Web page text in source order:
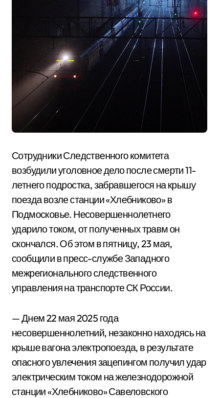
Сотрудники Следственного комитета
возбудили уголовное дело после смерти 11-
летнего подростка, забравшегося на крышу
поезда возле станции «Хлебниково» в
Подмосковье. Несовершеннолетнего
ударило током, от полученных травм он
скончался. Об этом в пятницу, 23 мая,
сообщили в пресс-службе Западного
межрегионального следственного
управления на транспорте СК России.
— Днем 22 мая 2025 года
несовершеннолетний, незаконно находясь на
крыше вагона электропоезда, в результате
опасного увлечения зацепингом получил удар
электрическим током на железнодорожной
станции «Хлебниково» Савеловского